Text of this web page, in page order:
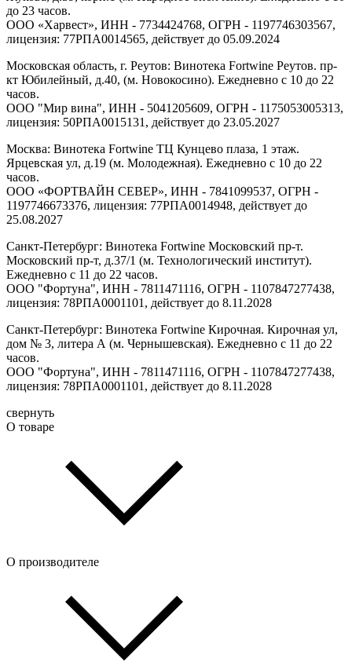
до 23 часов.
ООО «Харвест», ИНН - 7734424768, ОГРН - 1197746303567,
лицензия: 77РПА0014565, действует до 05.09.2024
Московская область, г. Реутов: Винотека Fortwine Реутов. пр-
кт Юбилейный, д.40, (м. Новокосино). Ежедневно с 10 до 22
часов.
ООО "Мир вина", ИНН - 5041205609, ОГРН - 1175053005313,
лицензия: 50РПА0015131, действует до 23.05.2027
Москва: Винотека Fortwine ТЦ Кунцево плаза, 1 этаж.
Ярцевская ул, д.19 (м. Молодежная). Ежедневно с 10 до 22
часов.
ООО «ФОРТВАЙН СЕВЕР», ИНН - 7841099537, ОГРН -
1197746673376, лицензия: 77РПА0014948, действует до
25.08.2027
Санкт-Петербург: Винотека Fortwine Московский пр-т.
Московский пр-т, д.37/1 (м. Технологический институт).
Ежедневно с 11 до 22 часов.
ООО "Фортуна", ИНН - 7811471116, ОГРН - 1107847277438,
лицензия: 78РПА0001101, действует до 8.11.2028
Санкт-Петербург: Винотека Fortwine Кирочная. Кирочная ул,
дом № 3, литера А (м. Чернышевская). Ежедневно с 11 до 22
часов.
ООО "Фортуна", ИНН - 7811471116, ОГРН - 1107847277438,
лицензия: 78РПА0001101, действует до 8.11.2028
свернуть
О товаре
О производителе